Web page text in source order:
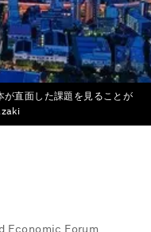
が直面した課題を見ることが
Economic Forum